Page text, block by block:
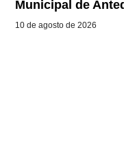
Municipal de
10 de agosto de 2026